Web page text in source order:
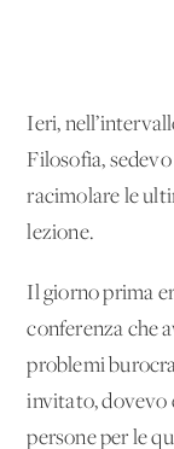
Ieri,
Filosofia,
racimolare le
lezione.
Il giorno prima
conferenza che
problemi
invitato, dovevo
persone per le